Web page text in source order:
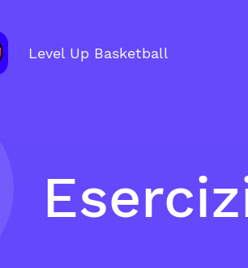
Level Up Basketball